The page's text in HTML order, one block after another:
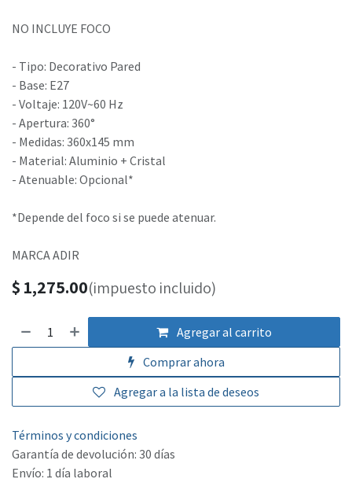
NO INCLUYE FOCO
- Tipo: Decorativo Pared
- Base: E27
- Voltaje: 120V~60 Hz
- Apertura: 360°
- Medidas: 360x145 mm
- Material: Aluminio + Cristal
- Atenuable: Opcional*
*Depende del foco si se puede atenuar.
MARCA ADIR
$ 1,275.00(impuesto incluido)
Agregar al carrito
Comprar ahora
Agregar a la lista de deseos
Términos y condiciones
Garantía de devolución: 30 días
Envío: 1 día laboral